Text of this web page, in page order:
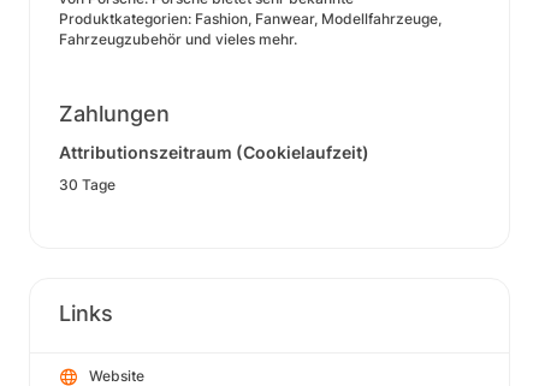
Produktkategorien: Fashion, Fanwear, Modellfahrzeuge,
Fahrzeugzubehör und vieles mehr.
Zahlungen
Attributionszeitraum (Cookielaufzeit)
30 Tage
Links
Website